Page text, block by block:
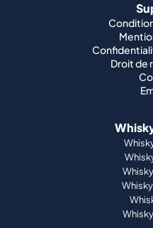
Droit de